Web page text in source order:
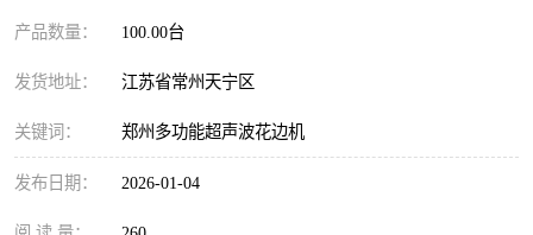
产品数量： 100.00台
发货地址： 江苏省常州天宁区
关键词： 郑州多功能超声波花边机
发布日期： 2026-01-04